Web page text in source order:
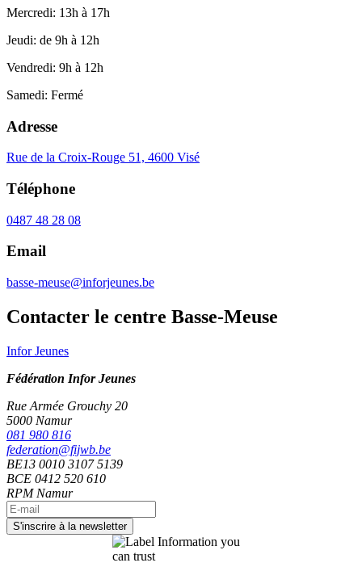
Mercredi: 13h à 17h
Jeudi: de 9h à 12h
Vendredi: 9h à 12h
Samedi: Fermé
Adresse
Rue de la Croix-Rouge 51, 4600 Visé
Téléphone
0487 48 28 08
Email
basse-meuse@inforjeunes.be
Contacter le centre Basse-Meuse
Infor Jeunes
Fédération Infor Jeunes
Rue Armée Grouchy 20
5000 Namur
081 980 816
federation@fijwb.be
BE13 0010 3107 5139
BCE 0412 520 610
RPM Namur